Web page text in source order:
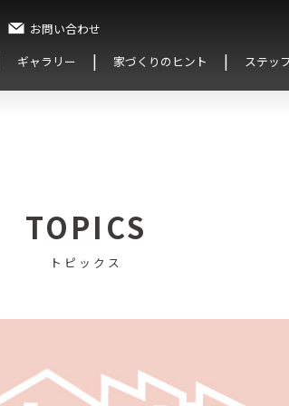
お問い合わせ
ギャラリー 家づくりのヒント ステッ
TOPICS
トピックス